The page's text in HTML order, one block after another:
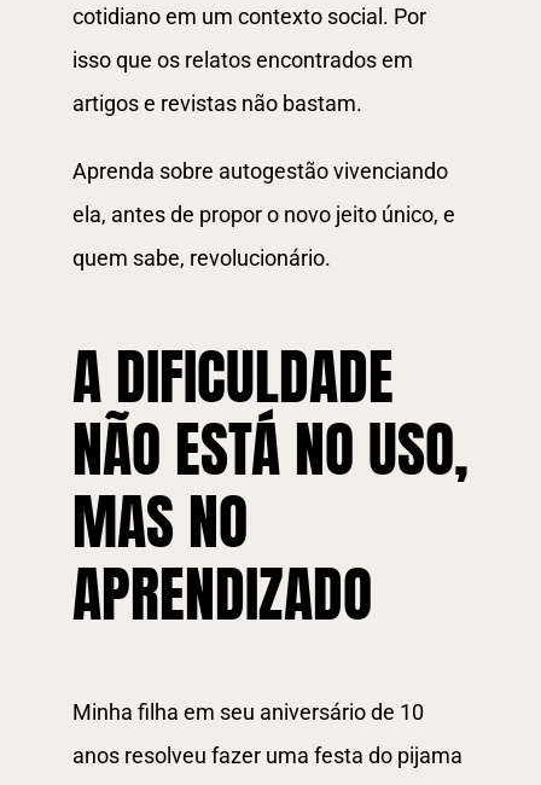
cotidiano em um contexto social. Por
isso que os relatos encontrados em
artigos e revistas não bastam.
Aprenda sobre autogestão vivenciando
ela, antes de propor o novo jeito único, e
quem sabe, revolucionário.
A DIFICULDADE
NÃO ESTÁ NO USO,
MAS NO
APRENDIZADO
Minha filha em seu aniversário de 10
anos resolveu fazer uma festa do pijama